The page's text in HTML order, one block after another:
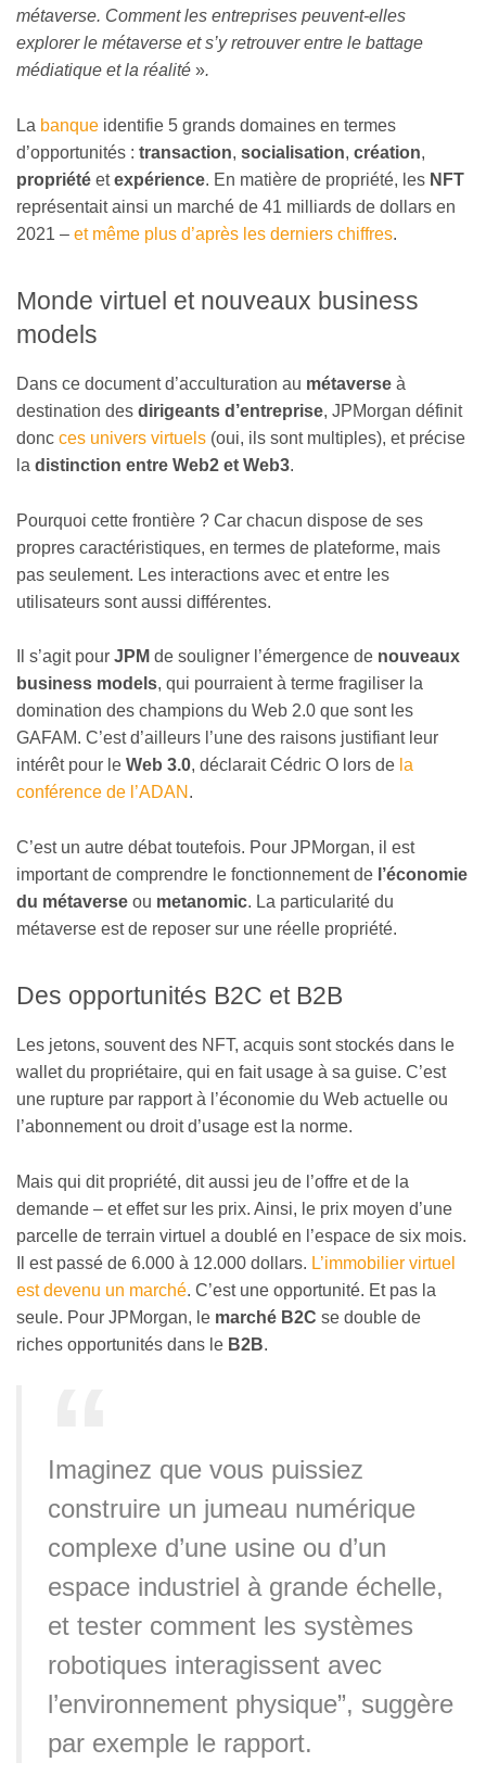
métaverse. Comment les entreprises peuvent-elles
explorer le métaverse et s’y retrouver entre le battage
médiatique et la réalité ».
La banque identifie 5 grands domaines en termes
d’opportunités : transaction, socialisation, création,
propriété etexpérience. En matière de propriété, les NFT
représentait ainsi un marché de 41 milliards de dollars en
2021 – et même plus d’après les derniers chiffres.
Monde virtuel et nouveaux business
models
Dans ce document d’acculturation au métaverse à
destination des dirigeants d’entreprise, JPMorgan définit
donc ces univers virtuels (oui, ils sont multiples), et précise
la distinction entre Web2 et Web3.
Pourquoi cette frontière ? Car chacun dispose de ses
propres caractéristiques, en termes de plateforme, mais
pas seulement. Les interactions avec et entre les
utilisateurs sont aussi différentes.
Il s’agit pour JPM de souligner l’émergence de nouveaux
business models, qui pourraient à terme fragiliser la
domination des champions du Web 2.0 que sont les
GAFAM. C’est d’ailleurs l’une des raisons justifiant leur
intérêt pour le Web 3.0, déclarait Cédric O lors de la
conférence de l’ADAN .
C’est un autre débat toutefois. Pour JPMorgan, il est
important de comprendre le fonctionnement de l’économie
du métaverse ou metanomic. La particularité du
métaverse est de reposer sur une réelle propriété.
Des opportunités B2C et B2B
Les jetons, souvent des NFT, acquis sont stockés dans le
wallet du propriétaire, qui en fait usage à sa guise. C’est
une rupture par rapport à l’économie du Web actuelle ou
l’abonnement ou droit d’usage est la norme.
Mais qui dit propriété, dit aussi jeu de l’offre et de la
demande – et effet sur les prix. Ainsi, le prix moyen d’une
parcelle de terrain virtuel a doublé en l’espace de six mois.
Il est passé de 6.000 à 12.000 dollars. L’immobilier virtuel
est devenu un marché. C’est une opportunité. Et pas la
seule. Pour JPMorgan, le marché B2C se double de
riches opportunités dans le B2B.
Imaginez que vous puissiez
construire un jumeau numérique
complexe d’une usine ou d’un
espace industriel à grande échelle,
et tester comment les systèmes
robotiques interagissent avec
l’environnement physique”, suggère
par exemple le rapport.